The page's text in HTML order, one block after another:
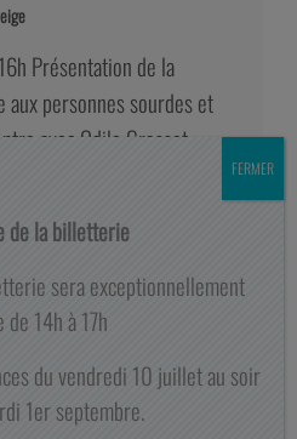
Présentation de la
aux personnes sourdes et
avec Odile Grosset-
16h > 17h Ateliers de
enfants en LSF, avec
et interprète LSF.
Renseignements et
lyon.fr– 06 75
de la billetterie
sera exceptionnellement
14h à 17h
du vendredi 10 juillet au soir
1er septembre.
FERMER